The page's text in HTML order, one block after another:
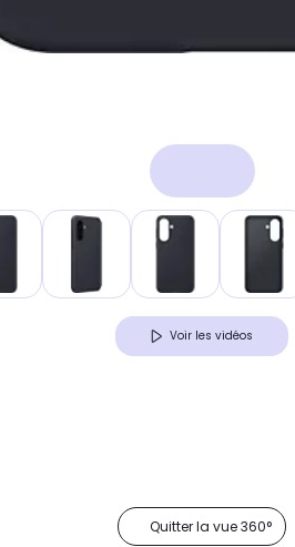
Voir les vidéos
Quitter la vue 360°